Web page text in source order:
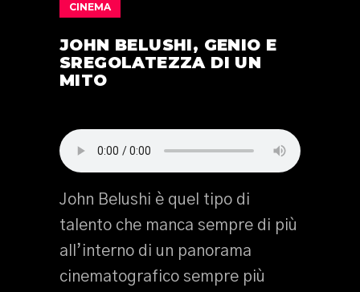
CINEMA
JOHN BELUSHI, GENIO E
SREGOLATEZZA DI UN
MITO
John Belushi è quel tipo di
talento che manca sempre di più
all’interno di un panorama
cinematografico sempre più